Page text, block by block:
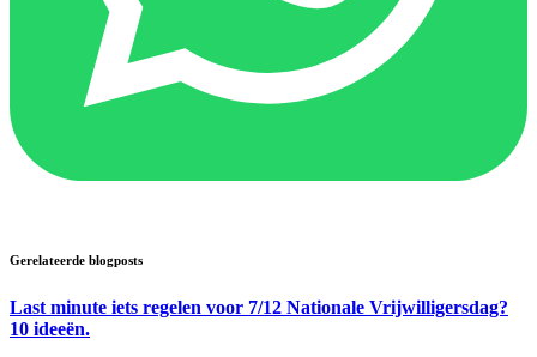
Gerelateerde blogposts
Last minute iets regelen voor 7/12 Nationale Vrijwilligersdag?
10 ideeën.